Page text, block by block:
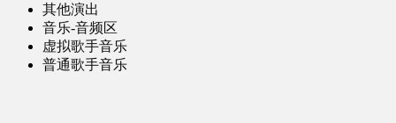
其他演出
音乐-音频区
虚拟歌手音乐
普通歌手音乐